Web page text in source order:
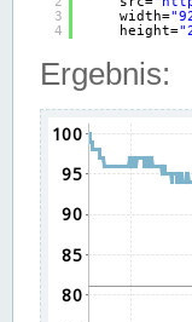
3
4
width=
height=
Ergebnis: